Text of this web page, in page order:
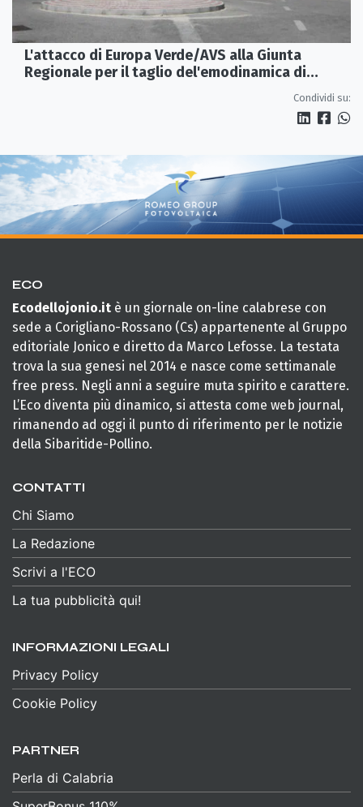
L'attacco di Europa Verde/AVS alla Giunta
Regionale per il taglio del'emodinamica di
Condividi su:
ECO
Ecodellojonio.it è un giornale on-line calabrese con
sede a Corigliano-Rossano (Cs) appartenente al Gruppo
editoriale Jonico e diretto da Marco Lefosse. La testata
trova la sua genesi nel 2014 e nasce come settimanale
free press. Negli anni a seguire muta spirito e carattere.
L’Eco diventa più dinamico, si attesta come web journal,
rimanendo ad oggi il punto di riferimento per le notizie
della Sibaritide-Pollino.
CONTATTI
Chi Siamo
La Redazione
Scrivi a l'ECO
La tua pubblicità qui!
INFORMAZIONI LEGALI
Privacy Policy
Cookie Policy
PARTNER
Perla di Calabria